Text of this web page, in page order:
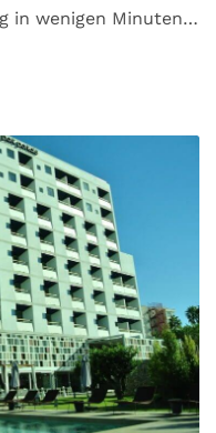
in wenigen Minuten…